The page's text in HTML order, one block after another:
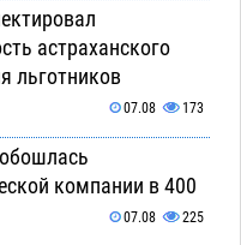
астраханского
льготников
07.08 173
компании в 400
07.08 225